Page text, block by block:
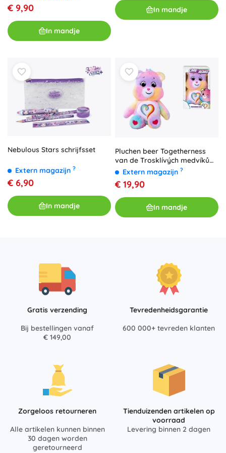
€ 9,90
In mandje
In mandje
Nebulous Stars schrijfsset
Extern magazijn ?
€ 6,90
In mandje
Pluchen beer Togetherness
van de Trosklívých medvíků
(Care Bears) 35 cm
Extern magazijn ?
€ 19,90
In mandje
Gratis verzending
Bij bestellingen vanaf
€ 149,00
Tevredenheidsgarantie
600 000+ tevreden klanten
Zorgeloos retourneren
Alle artikelen kunnen binnen
30 dagen worden
geretourneerd
Tienduizenden artikelen op
voorraad
Levering binnen 2 dagen